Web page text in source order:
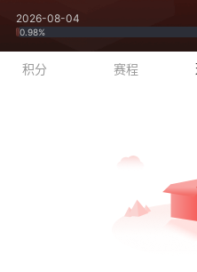
2026-08-04
0.98%
积分 赛程